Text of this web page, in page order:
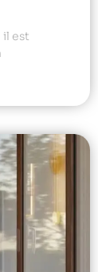
il est